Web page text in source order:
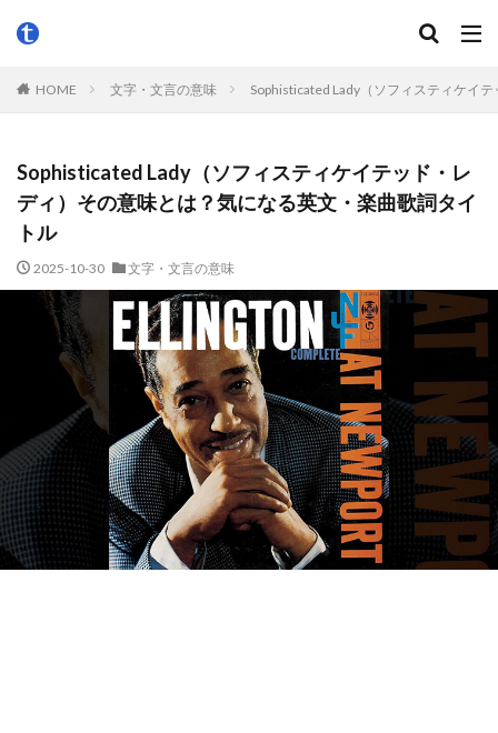
HOME 文字・文言の意味 Sophisticated Lady（ソフィスティケイ
Sophisticated Lady（ソフィスティケイテッド・レ
ディ）その意味とは？気になる英文・楽曲歌詞タイ
トル
2025-10-30 文字・文言の意味